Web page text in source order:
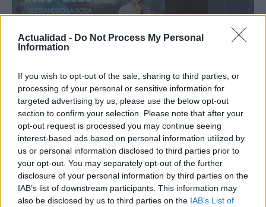
Actualidad - Do Not Process My Personal
Information
If you wish to opt-out of the sale, sharing to third parties, or
processing of your personal or sensitive information for
targeted advertising by us, please use the below opt-out
section to confirm your selection. Please note that after your
opt-out request is processed you may continue seeing
interest-based ads based on personal information utilized by
us or personal information disclosed to third parties prior to
your opt-out. You may separately opt-out of the further
disclosure of your personal information by third parties on the
IAB’s list of downstream participants. This information may
also be disclosed by us to third parties on the IAB’s List of
Vidoser cierra una ronda puente de 1
millón de euros, supera los 5 millones de
euros de ARR en el primer semestre de
2026 y lanza su plataforma de Creator
Marketing en España
Vidoser, la marca internacional de go-to-market de
CreationDose,…